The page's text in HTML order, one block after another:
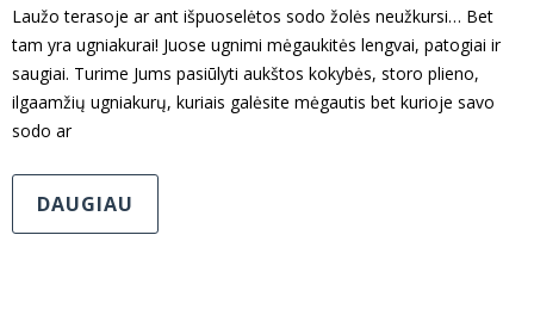
Laužo terasoje ar ant išpuoselėtos sodo žolės neužkursi… Bet
tam yra ugniakurai! Juose ugnimi mėgaukitės lengvai, patogiai ir
saugiai. Turime Jums pasiūlyti aukštos kokybės, storo plieno,
ilgaamžių ugniakurų, kuriais galėsite mėgautis bet kurioje savo
sodo ar
DAUGIAU